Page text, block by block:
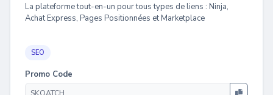
La plateforme tout-en-un pour tous types de liens : Ninja,
Achat Express, Pages Positionnées et Marketplace
SEO
Promo Code